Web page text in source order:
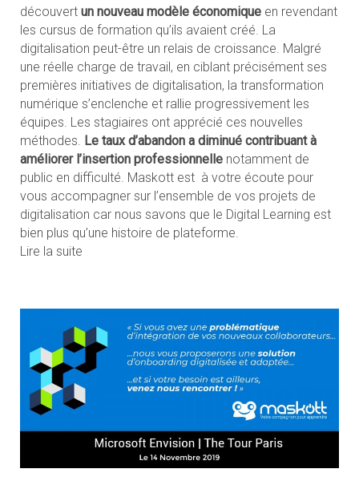
découvert un nouveau modèle économique en revendant
les cursus de formation qu’ils avaient créé. La
digitalisation peut-être un relais de croissance. Malgré
une réelle charge de travail, en ciblant précisément ses
premières initiatives de digitalisation, la transformation
numérique s’enclenche et rallie progressivement les
équipes. Les stagiaires ont apprécié ces nouvelles
méthodes. Le taux d’abandon a diminué contribuant à
améliorer l’insertion professionnelle notamment de
public en difficulté. Maskott est à votre écoute pour
vous accompagner sur l’ensemble de vos projets de
digitalisation car nous savons que le Digital Learning est
bien plus qu’une histoire de plateforme.
Lire la suite